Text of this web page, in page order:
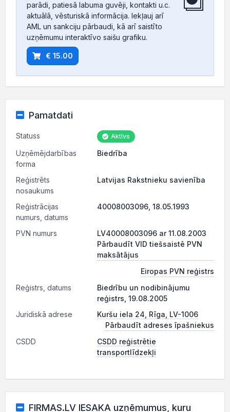
parādi, patiesā labuma guvēji, kontakti u.c.
aktuālā, vēsturiskā informācija. Iekļauj arī
AML un sankciju pārbaudi, kā arī saistīto
uzņēmumu interaktīvo saišu grafiku.
€ 15.00
Pamatdati
Statuss Aktīvs
Uzņēmējdarbības
forma
Biedrība
Reģistrēts
nosaukums
Latvijas Rakstnieku savienība
Reģistrācijas
numurs, datums
40008003096, 18.05.1993
PVN numurs
LV40008003096 ar 11.08.2003
Pārbaudīt VID tiešsaistē PVN
maksātājus
Eiropas PVN reģistrs
Reģistrs, datums
Biedrību un nodibinājumu
reģistrs, 19.08.2005
Juridiskā adrese
Kuršu iela 24, Rīga, LV-1006
Pārbaudīt adreses īpašniekus
CSDD
CSDD reģistrētie
transportlīdzekļi
FIRMAS.LV IESAKA uzņēmumus, kuru